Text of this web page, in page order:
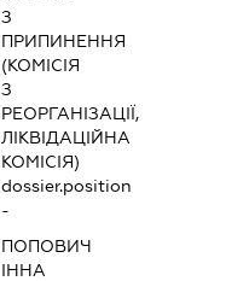
З
ПРИПИНЕННЯ
(КОМІСІЯ
З
РЕОРГАНІЗАЦІЇ,
ЛІКВІДАЦІЙНА
КОМІСІЯ)
dossier.position
-
ПОПОВИЧ
ІННА